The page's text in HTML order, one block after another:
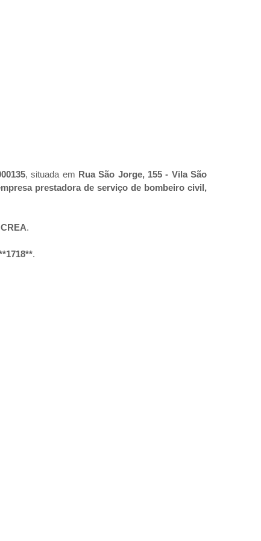
, situada em Rua São Jorge, 155 - Vila São
prestadora de serviço de bombeiro civil,
CREA.
.